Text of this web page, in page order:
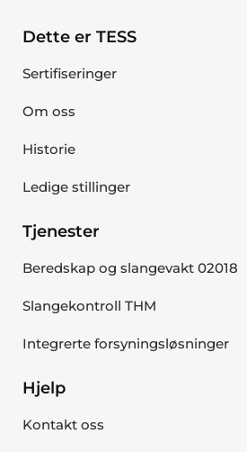
Dette er TESS
Sertifiseringer
Om oss
Historie
Ledige stillinger
Tjenester
Beredskap og slangevakt 02018
Slangekontroll THM
Integrerte forsyningsløsninger
Hjelp
Kontakt oss